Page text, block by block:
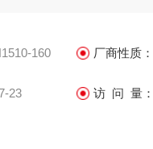
160 厂商性质：
23 访 问 量：